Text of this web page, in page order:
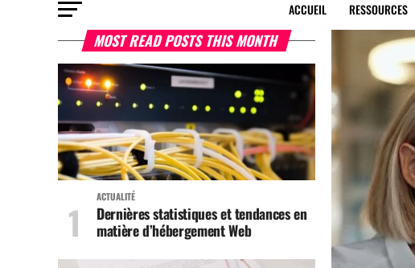
ACCUEIL RESSOURCES
MOST READ POSTS THIS MONTH
ACTUALITÉ
Dernières statistiques et tendances en
matière d’hébergement Web